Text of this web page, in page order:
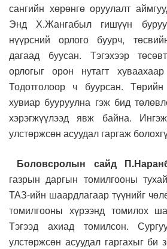
сангийн хөрөнгө оруулалт
Энд Х.Жангабыл гишүүн
нүүрсний орлого буурч,
дагаад буусан. Тэгэхээр
орлогыг орон нутагт
Тодотголоор ч буурсан.
хувиар бууруулна гэж бид
хэрэгжүүлээд явж байна.
улстөржсөн асуудал гаргаж
Боловсролын сайд
газрын даргын томилгооны
ТАЗ-ийн шаардлагаар түүнийг
томилгооны хүрээнд томилох
Тэгээд ахиад томилсон.
улстөржсөн асуудал гаргахыг би